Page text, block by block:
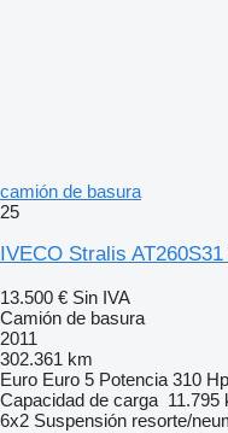
camión de basura
25
IVECO Stralis
13.500 € Sin IVA
Camión de basura
2011
302.361 km
Euro Euro 5 Potencia 310
Capacidad de carga 11.795
6x2 Suspensión resorte/